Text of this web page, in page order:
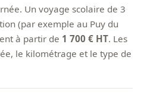
Un voyage scolaire de 3
(par exemple au Puy du
à partir de 1 700 € HT. Les
le kilométrage et le type de